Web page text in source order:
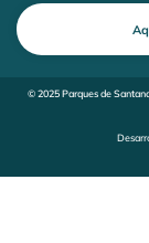
© 2025 Parques de